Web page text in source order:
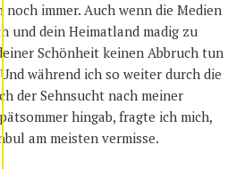
immer. Auch wenn die Medien
und dein Heimatland madig zu
Schönheit keinen Abbruch tun
während ich so weiter durch die
der Sehnsucht nach meiner
hingab, fragte ich mich,
am meisten vermisse.